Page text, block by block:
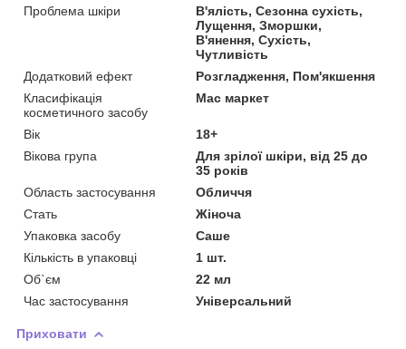
Проблема шкіри
В'ялість, Сезонна сухість,
Лущення, Зморшки,
В'янення, Сухість,
Чутливість
Додатковий ефект
Розгладження, Пом'якшення
Класифікація
косметичного засобу
Мас маркет
Вік
18+
Вікова група
Для зрілої шкіри, від 25 до
35 років
Область застосування
Обличчя
Стать
Жіноча
Упаковка засобу
Саше
Кількість в упаковці
1 шт.
Об`єм
22 мл
Час застосування
Універсальний
Приховати